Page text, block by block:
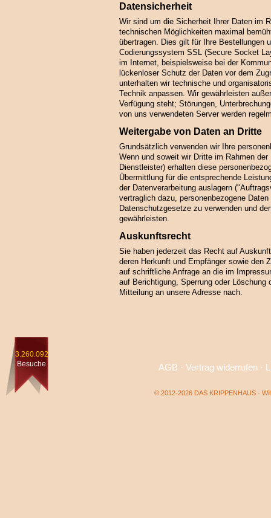
Datensicherheit
Wir sind um die Sicherheit Ihrer Daten im
technischen Möglichkeiten maximal
übertragen. Dies gilt für Ihre Bestellungen
Codierungssystem SSL (Secure Socket
im Internet, beispielsweise bei der
lückenloser Schutz der Daten vor dem
unterhalten wir technische und
Technik anpassen. Wir gewährleisten
Verfügung steht; Störungen,
von uns verwendeten Server werden
Weitergabe von Daten an Dritte
Grundsätzlich verwenden wir Ihre
Wenn und soweit wir Dritte im Rahmen
Dienstleister) erhalten diese
Übermittlung für die entsprechende
der Datenverarbeitung auslagern
vertraglich dazu, personenbezogene
Datenschutzgesetze zu verwenden und
gewährleisten.
Auskunftsrecht
Sie haben jederzeit das Recht auf
deren Herkunft und Empfänger sowie den
auf schriftliche Anfrage an die im
auf Berichtigung, Sperrung oder
Mitteilung an unsere Adresse nach.
3.260.092
Besuche
AGB · Vertrag widerrufen·
© 2012-2026 DAS KRIPPENHAUS ·